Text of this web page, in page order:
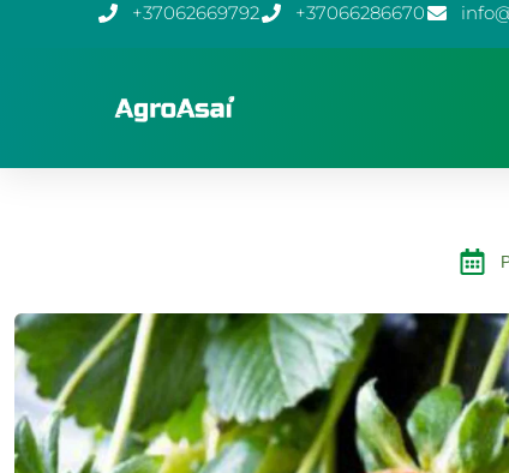
+37062669792 +37066286670